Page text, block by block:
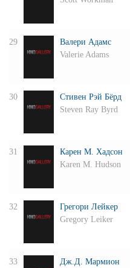
29
Валери Адамс
Valerie Adams
30
Стивен Рэй Бёрд
Steven Ray Byrd
31
Карен М. Хадсон
Karen M. Hudson
32
Грегори Лейкер
Gregory Leiker
33
Дж.Д. Мармион